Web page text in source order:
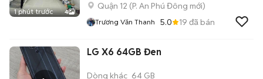
1 phút trước 4
Quận 12 (P. An Phú Đông mới)
Trương Văn Thanh 5.0 19 đã bán
LG X6 64GB Đen
Dòng khác 64 GB